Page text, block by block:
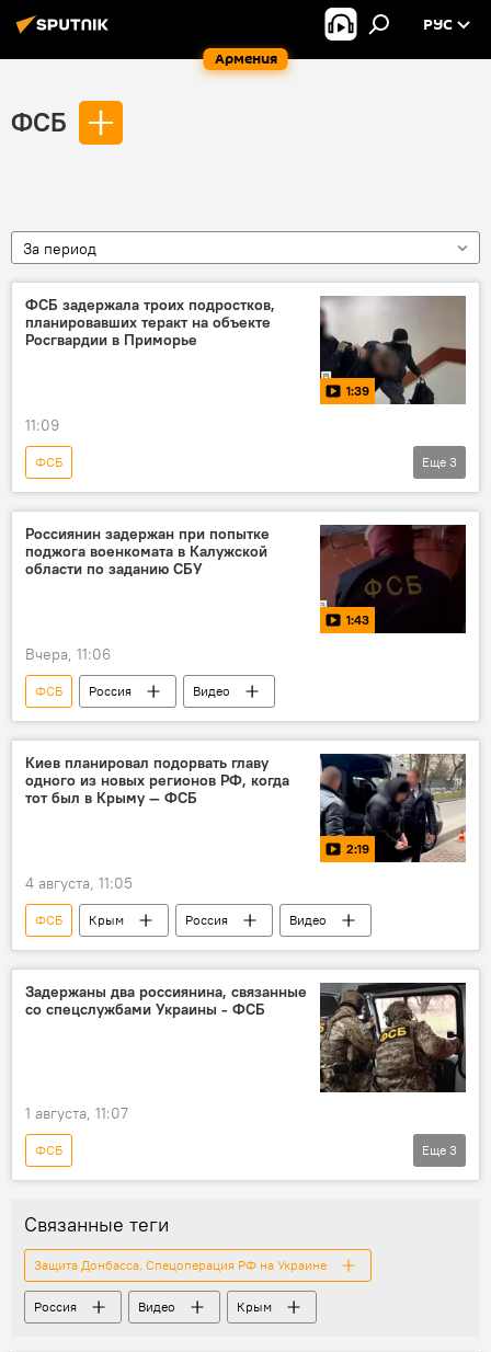
Армения
РУС
ФСБ
За период
ФСБ задержала троих подростков,
планировавших теракт на объекте
Росгвардии в Приморье
1:39
11:09
ФСБ
Защита Донбасса. Спецоперация РФ на Украине
Россия
Видео
Еще 3
Россиянин задержан при попытке
поджога военкомата в Калужской
области по заданию СБУ
1:43
Вчера, 11:06
ФСБ Россия Видео
Киев планировал подорвать главу
одного из новых регионов РФ, когда
тот был в Крыму — ФСБ
2:19
4 августа, 11:05
ФСБ Крым Россия Видео
Задержаны два россиянина, связанные
со спецслужбами Украины - ФСБ
1 августа, 11:07
ФСБ
Защита Донбасса. Спецоперация РФ на Украине
Еще 3
Связанные теги
Защита Донбасса. Спецоперация РФ на Украине
Россия Видео Крым